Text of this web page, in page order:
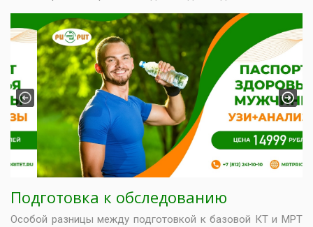
Previous Next
Подготовка к обследованию
Особой разницы между подготовкой к базовой КТ и МРТ